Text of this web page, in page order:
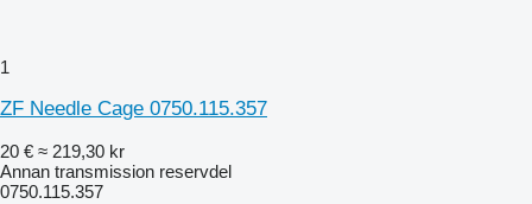
1
ZF Needle Cage 0750.115.357
20 € ≈ 219,30 kr
Annan transmission reservdel
0750.115.357